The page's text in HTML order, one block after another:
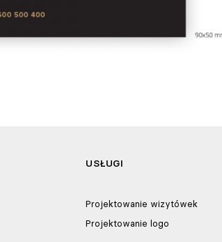
USŁUGI
Projektowanie wizytówek
Projektowanie logo